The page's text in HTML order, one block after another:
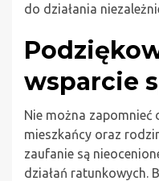
do działania
wsparcie
Nie można zapomnieć
mieszkańcy oraz
zaufanie są
działań ratunkowych.